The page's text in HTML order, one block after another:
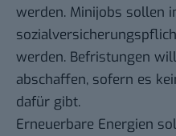
werden. Minijobs sollen
werden. Befristungen
abschaffen, sofern es
dafür gibt.
Erneuerbare Energien